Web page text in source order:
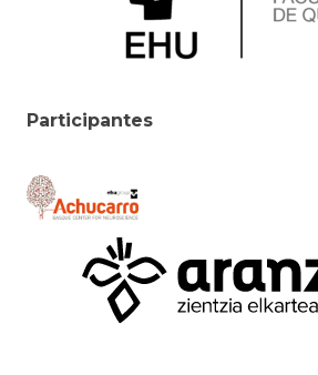
Participantes